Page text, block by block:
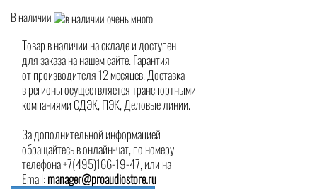
В наличии
Товар в наличии на складе и доступен
для заказа на нашем сайте. Гарантия
от производителя 12 месяцев. Доставка
в регионы осуществляется транспортными
компаниями СДЭК, ПЭК, Деловые линии.
За дополнительной информацией
обращайтесь в онлайн-чат, по номеру
телефона +7(495)166-19-47, или на
Email:manager@proaudiostore.ru